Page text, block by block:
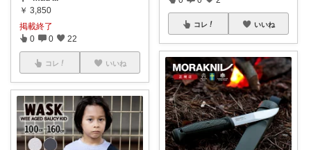
￥ 3,850
掲載終了
0 0 22
コレ いいね
コレ いいね